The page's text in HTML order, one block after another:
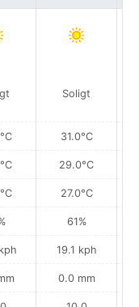
Soligt
31.0°C
29.0°C
27.0°C
61%
19.1 kph
0.0 mm